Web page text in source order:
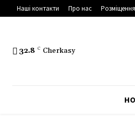
Наші контакти Про нас
32.8 C Cherkasy